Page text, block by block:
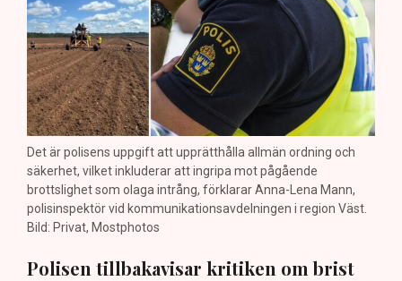
Det är polisens uppgift att upprätthålla allmän ordning och
säkerhet, vilket inkluderar att ingripa mot pågående
brottslighet som olaga intrång, förklarar Anna-Lena Mann,
polisinspektör vid kommunikationsavdelningen i region Väst.
Bild: Privat, Mostphotos
Polisen tillbakavisar kritiken om brist